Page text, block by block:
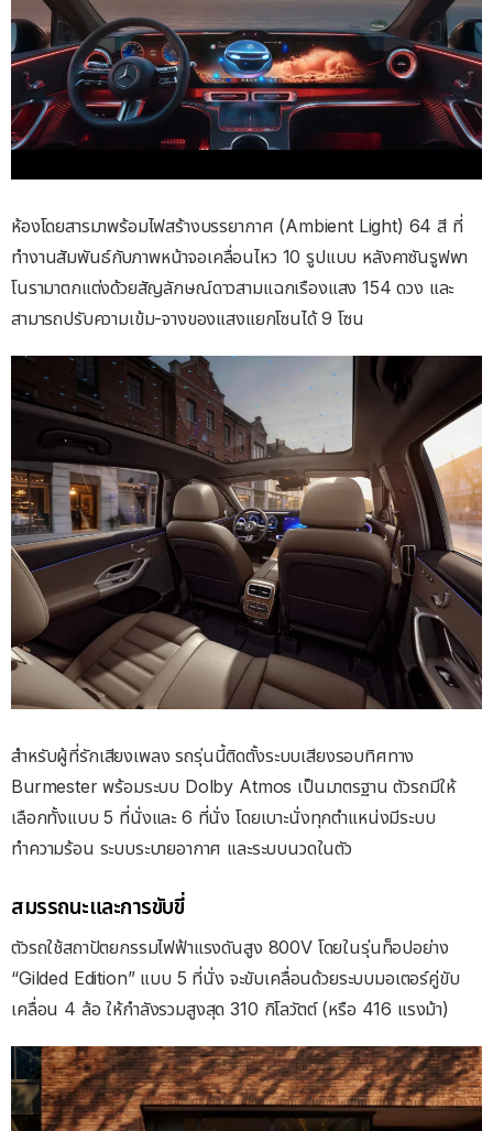
ห้องโดยสารมาพร้อมไฟสร้างบรรยากาศ (Ambient Light) 64 สี ที่
ทำงานสัมพันธ์กับภาพหน้าจอเคลื่อนไหว 10 รูปแบบ หลังคาซันรูฟพา
โนรามาตกแต่งด้วยสัญลักษณ์ดาวสามแฉกเรืองแสง 154 ดวง และ
สามารถปรับความเข้ม-จางของแสงแยกโซนได้ 9 โซน
สำหรับผู้ที่รักเสียงเพลง รถรุ่นนี้ติดตั้งระบบเสียงรอบทิศทาง
Burmester พร้อมระบบ Dolby Atmos เป็นมาตรฐาน ตัวรถมีให้
เลือกทั้งแบบ 5 ที่นั่งและ 6 ที่นั่ง โดยเบาะนั่งทุกตำแหน่งมีระบบ
ทำความร้อน ระบบระบายอากาศ และระบบนวดในตัว
สมรรถนะและการขับขี่
ตัวรถใช้สถาปัตยกรรมไฟฟ้าแรงดันสูง 800V โดยในรุ่นท็อปอย่าง
“Gilded Edition” แบบ 5 ที่นั่ง จะขับเคลื่อนด้วยระบบมอเตอร์คู่ขับ
เคลื่อน 4 ล้อ ให้กำลังรวมสูงสุด 310 กิโลวัตต์ (หรือ 416 แรงม้า)